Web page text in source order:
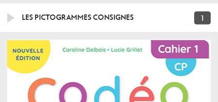
LES PICTOGRAMMES CONSIGNES 1